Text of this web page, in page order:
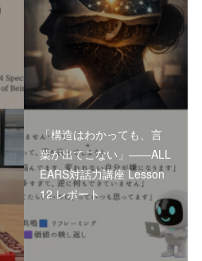
「構造はわかっても、言
葉が出てこない」――ALL
EARS対話力講座 Lesson
12 レポート